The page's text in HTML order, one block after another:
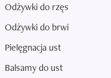
Odżywki do rzęs
Odżywki do brwi
Pielęgnacja ust
Balsamy do ust